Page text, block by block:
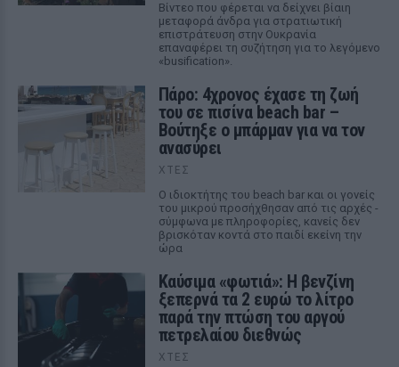
Βίντεο που φέρεται να δείχνει βίαιη
μεταφορά άνδρα για στρατιωτική
επιστράτευση στην Ουκρανία
επαναφέρει τη συζήτηση για το λεγόμενο
«busification».
Πάρο: 4χρονος έχασε τη ζωή
του σε πισίνα beach bar –
Βούτηξε ο μπάρμαν για να τον
ανασύρει
ΧΤΕΣ
Ο ιδιοκτήτης του beach bar και οι γονείς
του μικρού προσήχθησαν από τις αρχές -
σύμφωνα με πληροφορίες, κανείς δεν
βρισκόταν κοντά στο παιδί εκείνη την
ώρα
Καύσιμα «φωτιά»: Η βενζίνη
ξεπερνά τα 2 ευρώ το λίτρο
παρά την πτώση του αργού
πετρελαίου διεθνώς
ΧΤΕΣ